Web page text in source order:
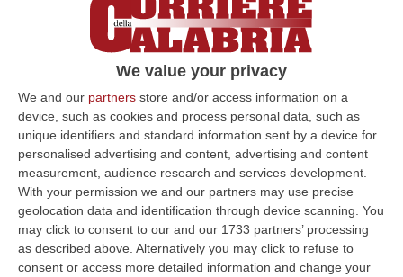
We value your privacy
We and our partners store and/or access information on a
device, such as cookies and process personal data, such as
unique identifiers and standard information sent by a device for
personalised advertising and content, advertising and content
measurement, audience research and services development.
With your permission we and our partners may use precise
geolocation data and identification through device scanning. You
may click to consent to our and our 1733 partners’ processing
as described above. Alternatively you may click to refuse to
consent or access more detailed information and change your
nel corso del processo “Imponimento”, nato
dall’inchiesta della Dda di Catanzaro guidata
dal procuratore Nicola Gratteri, in corso
nell’aula bunker di Lamezia Terme dove si
sta celebrando da alcuni mesi ilmaxi
processo alla ‘ndrangheta calabrese
“Rinascita-Scott”.Il riferimento è alla cosca
Anello guidata dal presunto boss, Rocco, per
il quale i pm – in abbreviato –hanno già
invocato la condanna a 20 anni,operante